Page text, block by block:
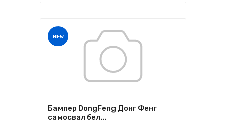
NEW
Бампер DongFeng Донг Фенг
самосвал бел...